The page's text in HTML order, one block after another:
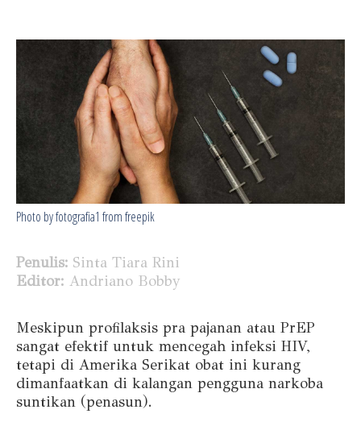
Photo by fotografia1 from freepik
Penulis: Sinta Tiara Rini
Editor: Andriano Bobby
Meskipun profilaksis pra pajanan atau PrEP
sangat efektif untuk mencegah infeksi HIV,
tetapi di Amerika Serikat obat ini kurang
dimanfaatkan di kalangan pengguna narkoba
suntikan (penasun).